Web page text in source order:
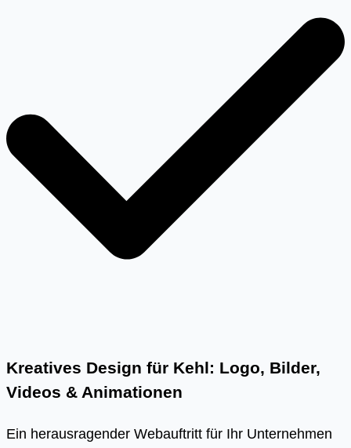
Kreatives Design für Kehl: Logo, Bilder,
Videos & Animationen
Ein herausragender Webauftritt für Ihr Unternehmen